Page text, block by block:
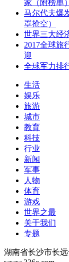
家（附榜单）
马尔代夫爆
罩抢空）
世界三大经
2017全球旅
迎
全球军力排
生活
娱乐
旅游
城市
教育
科技
行业
新闻
军事
人物
体育
游戏
世界之最
关于我们
专题
湖南省长沙市长